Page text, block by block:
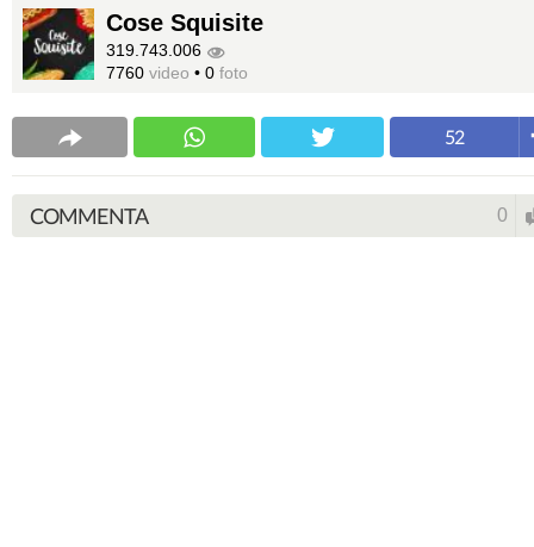
Cose Squisite
319.743.006
7760 video • 0 foto
52
COMMENTA 0